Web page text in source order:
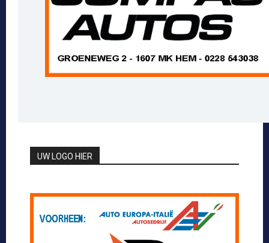
UW LOGO HIER